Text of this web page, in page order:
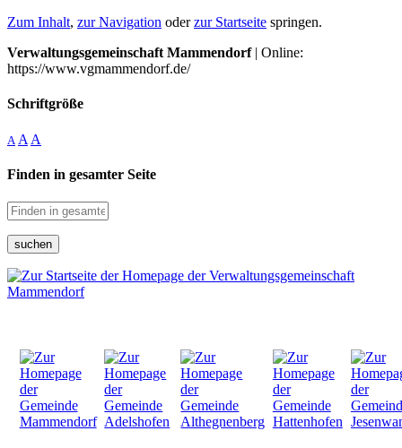
Zum Inhalt, zur Navigation oderzur Startseite springen.
Verwaltungsgemeinschaft Mammendorf| Online:
https://www.vgmammendorf.de/
Schriftgröße
A A A
Finden in gesamter Seite
suchen